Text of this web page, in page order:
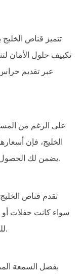
تتميز قناص
تكييف حلول الأمان
عبر تقديم
على الرغم من
الخليج، فإن
يضمن لك الحصول على أعلى درجات الأمان بأسعار معقولة.
تقدم قناص
سواء كانت حفلات أو
للمشاركين ويعزز من راحة الحضور وثقتهم.
بفضل السمعة